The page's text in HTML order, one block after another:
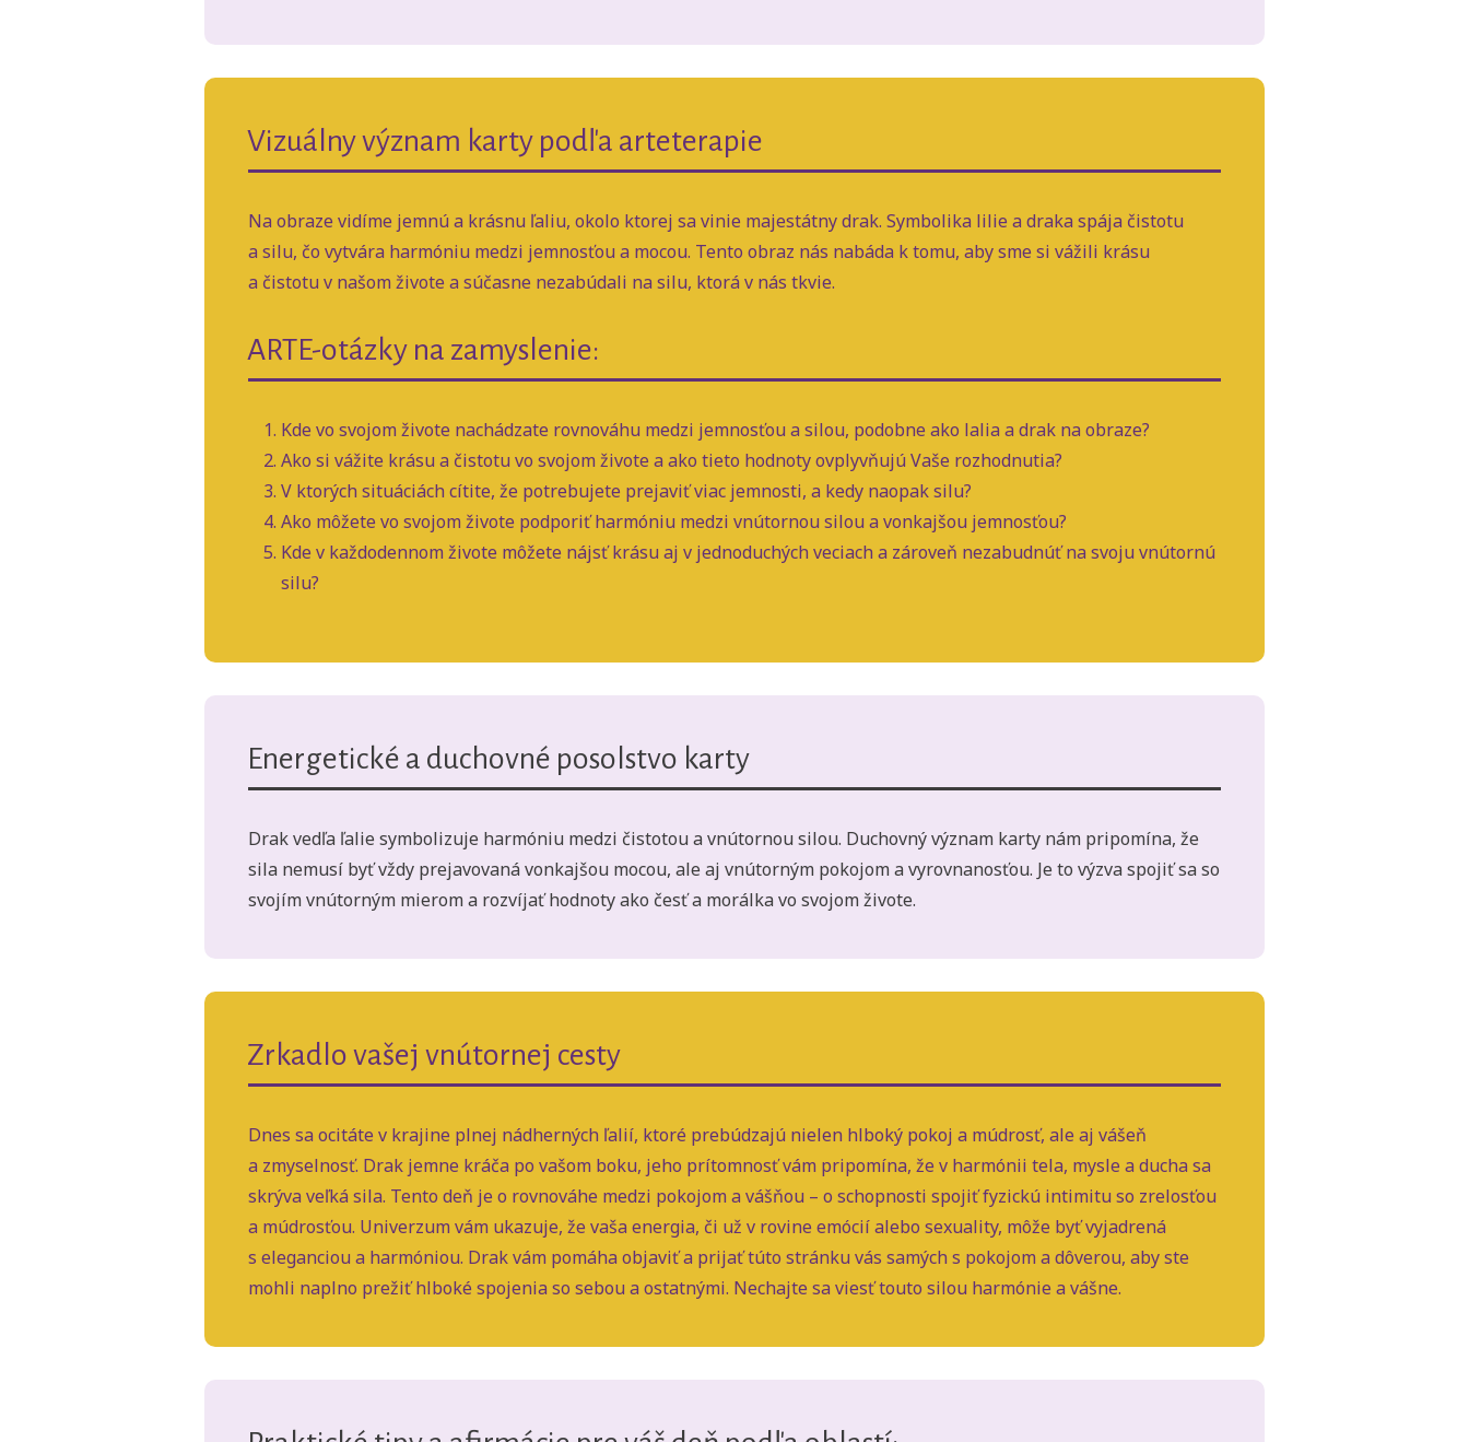
Vizuálny význam karty podľa arteterapie
Na obraze vidíme jemnú a krásnu ľaliu, okolo ktorej sa vinie majestátny drak. Symbolika lilie a draka spája čistotu
a silu, čo vytvára harmóniu medzi jemnosťou a mocou. Tento obraz nás nabáda k tomu, aby sme si vážili krásu
a čistotu v našom živote a súčasne nezabúdali na silu, ktorá v nás tkvie.
ARTE-otázky na zamyslenie:
Kde vo svojom živote nachádzate rovnováhu medzi jemnosťou a silou, podobne ako lalia a drak na obraze?
Ako si vážite krásu a čistotu vo svojom živote a ako tieto hodnoty ovplyvňujú Vaše rozhodnutia?
V ktorých situáciách cítite, že potrebujete prejaviť viac jemnosti, a kedy naopak silu?
Ako môžete vo svojom živote podporiť harmóniu medzi vnútornou silou a vonkajšou jemnosťou?
Kde v každodennom živote môžete nájsť krásu aj v jednoduchých veciach a zároveň nezabudnúť na svoju vnútornú
silu?
Energetické a duchovné posolstvo karty
Drak vedľa ľalie symbolizuje harmóniu medzi čistotou a vnútornou silou. Duchovný význam karty nám pripomína, že
sila nemusí byť vždy prejavovaná vonkajšou mocou, ale aj vnútorným pokojom a vyrovnanosťou. Je to výzva spojiť sa so
svojím vnútorným mierom a rozvíjať hodnoty ako česť a morálka vo svojom živote.
Zrkadlo vašej vnútornej cesty
Dnes sa ocitáte v krajine plnej nádherných ľalií, ktoré prebúdzajú nielen hlboký pokoj a múdrosť, ale aj vášeň
a zmyselnosť. Drak jemne kráča po vašom boku, jeho prítomnosť vám pripomína, že v harmónii tela, mysle a ducha sa
skrýva veľká sila. Tento deň je o rovnováhe medzi pokojom a vášňou – o schopnosti spojiť fyzickú intimitu so zrelosťou
a múdrosťou. Univerzum vám ukazuje, že vaša energia, či už v rovine emócií alebo sexuality, môže byť vyjadrená
s eleganciou a harmóniou. Drak vám pomáha objaviť a prijať túto stránku vás samých s pokojom a dôverou, aby ste
mohli naplno prežiť hlboké spojenia so sebou a ostatnými. Nechajte sa viesť touto silou harmónie a vášne.